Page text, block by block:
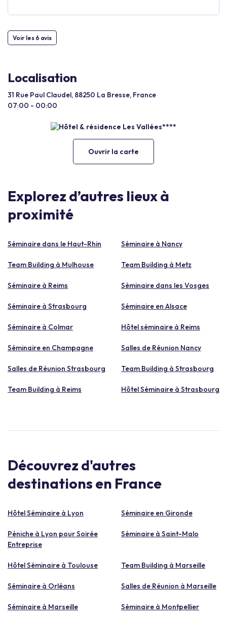
Voir les 6 avis
Localisation
31 Rue Paul Claudel, 88250 La Bresse, France
07:00 - 00:00
Ouvrir la carte
Explorez d’autres lieux à
proximité
Séminaire dans le Haut-Rhin Séminaire à Nancy
Team Building à Mulhouse Team Building à Metz
Séminaire à Reims Séminaire dans les Vosges
Séminaire à Strasbourg Séminaire en Alsace
Séminaire à Colmar Hôtel séminaire à Reims
Séminaire en Champagne Salles de Réunion Nancy
Salles de Réunion Strasbourg Team Building à Strasbourg
Team Building à Reims Hôtel Séminaire à Strasbourg
Découvrez d'autres
destinations en France
Hôtel Séminaire à Lyon Séminaire en Gironde
Péniche à Lyon pour Soirée
Entreprise
Séminaire à Saint-Malo
Hôtel Séminaire à Toulouse Team Building à Marseille
Séminaire à Orléans Salles de Réunion à Marseille
Séminaire à Marseille Séminaire à Montpellier